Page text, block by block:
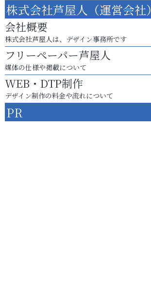
株式会社芦屋人（運営会社）
会社概要
株式会社芦屋人は、デザイン事務所です
フリーペーパー芦屋人
媒体の仕様や掲載について
WEB・DTP制作
デザイン制作の料金や流れについて
PR